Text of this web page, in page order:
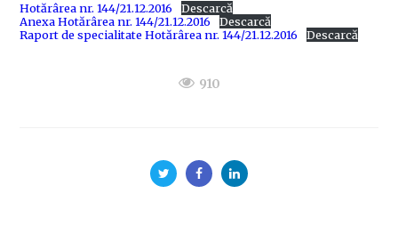
Hotărârea nr. 144/21.12.2016
Descarcă
Anexa Hotărârea nr. 144/21.12.2016
Descarcă
Raport de specialitate Hotărârea nr. 144/21.12.2016
Descarcă
910